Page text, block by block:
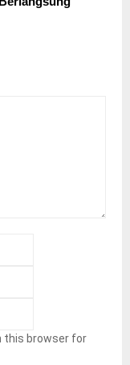
this browser for